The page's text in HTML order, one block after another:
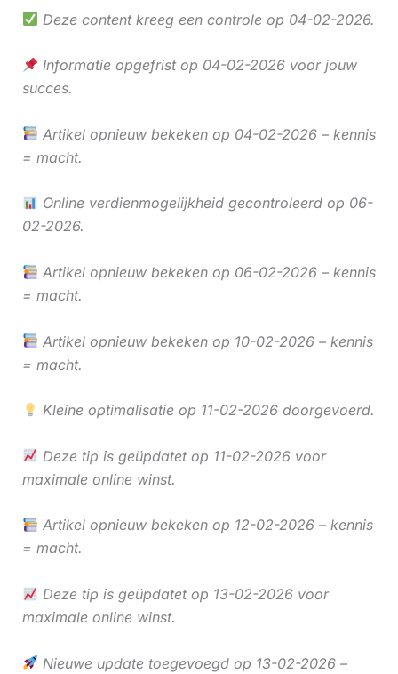
Deze content kreeg een controle op 04-02-2026.
Informatie opgefrist op 04-02-2026 voor jouw
succes.
Artikel opnieuw bekeken op 04-02-2026 – kennis
= macht.
Online verdienmogelijkheid gecontroleerd op 06-
02-2026.
Artikel opnieuw bekeken op 06-02-2026 – kennis
= macht.
Artikel opnieuw bekeken op 10-02-2026 – kennis
= macht.
Kleine optimalisatie op 11-02-2026 doorgevoerd.
Deze tip is geüpdatet op 11-02-2026 voor
maximale online winst.
Artikel opnieuw bekeken op 12-02-2026 – kennis
= macht.
Deze tip is geüpdatet op 13-02-2026 voor
maximale online winst.
Nieuwe update toegevoegd op 13-02-2026 –